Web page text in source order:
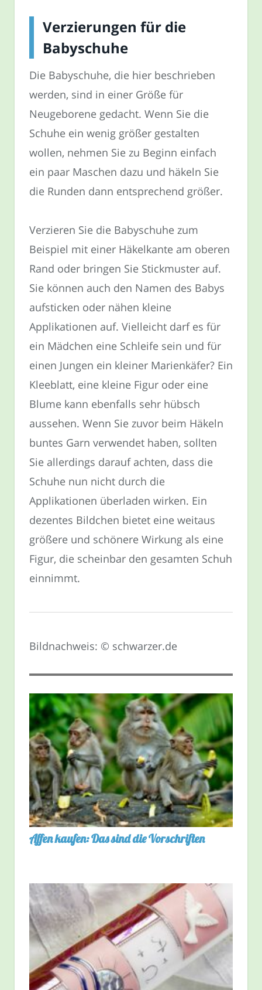
Verzierungen für die
Babyschuhe
Die Babyschuhe, die hier beschrieben
werden, sind in einer Größe für
Neugeborene gedacht. Wenn Sie die
Schuhe ein wenig größer gestalten
wollen, nehmen Sie zu Beginn einfach
ein paar Maschen dazu und häkeln Sie
die Runden dann entsprechend größer.
Verzieren Sie die Babyschuhe zum
Beispiel mit einer Häkelkante am oberen
Rand oder bringen Sie Stickmuster auf.
Sie können auch den Namen des Babys
aufsticken oder nähen kleine
Applikationen auf. Vielleicht darf es für
ein Mädchen eine Schleife sein und für
einen Jungen ein kleiner Marienkäfer? Ein
Kleeblatt, eine kleine Figur oder eine
Blume kann ebenfalls sehr hübsch
aussehen. Wenn Sie zuvor beim Häkeln
buntes Garn verwendet haben, sollten
Sie allerdings darauf achten, dass die
Schuhe nun nicht durch die
Applikationen überladen wirken. Ein
dezentes Bildchen bietet eine weitaus
größere und schönere Wirkung als eine
Figur, die scheinbar den gesamten Schuh
einnimmt.
Bildnachweis: © schwarzer.de
Affen kaufen: Das sind die Vorschriften